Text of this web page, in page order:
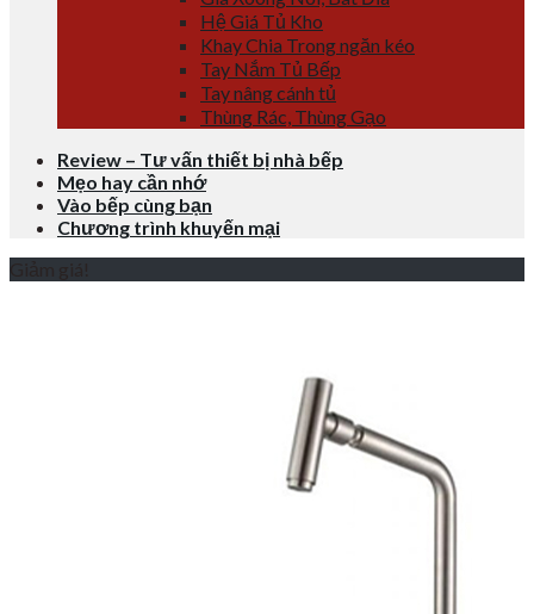
Hệ Giá Tủ Kho
Khay Chia Trong ngăn kéo
Tay Nắm Tủ Bếp
Tay nâng cánh tủ
Thùng Rác, Thùng Gạo
Review – Tư vấn thiết bị nhà bếp
Mẹo hay cần nhớ
Vào bếp cùng bạn
Chương trình khuyến mại